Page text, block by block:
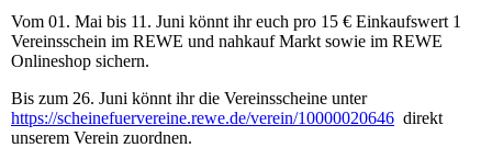
Vom 01. Mai bis 11. Juni könnt ihr euch pro 15 € Einkaufswert 1
Vereinsschein im REWE und nahkauf Markt sowie im REWE
Onlineshop sichern.
Bis zum 26. Juni könnt ihr die Vereinsscheine unter
https://scheinefuervereine.rewe.de/verein/10000020646 direkt
unserem Verein zuordnen.